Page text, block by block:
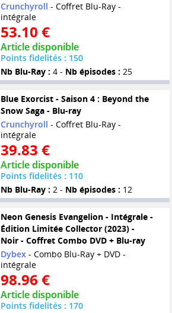
Crunchyroll - Coffret Blu-Ray -
intégrale
53.10 €
Article disponible
Points fidelités : 150
Nb Blu-Ray : 4 - Nb épisodes : 25
Blue Exorcist - Saison 4 : Beyond the
Snow Saga - Blu-ray
Crunchyroll - Coffret Blu-Ray -
intégrale
39.83 €
Article disponible
Points fidelités : 110
Nb Blu-Ray : 2 - Nb épisodes : 12
Neon Genesis Evangelion - Intégrale -
Édition Limitée Collector (2023) -
Noir - Coffret Combo DVD + Blu-ray
Dybex- Combo Blu-Ray + DVD -
intégrale
98.96 €
Article disponible
Points fidelités : 170